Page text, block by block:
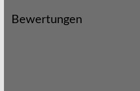
Bewertungen